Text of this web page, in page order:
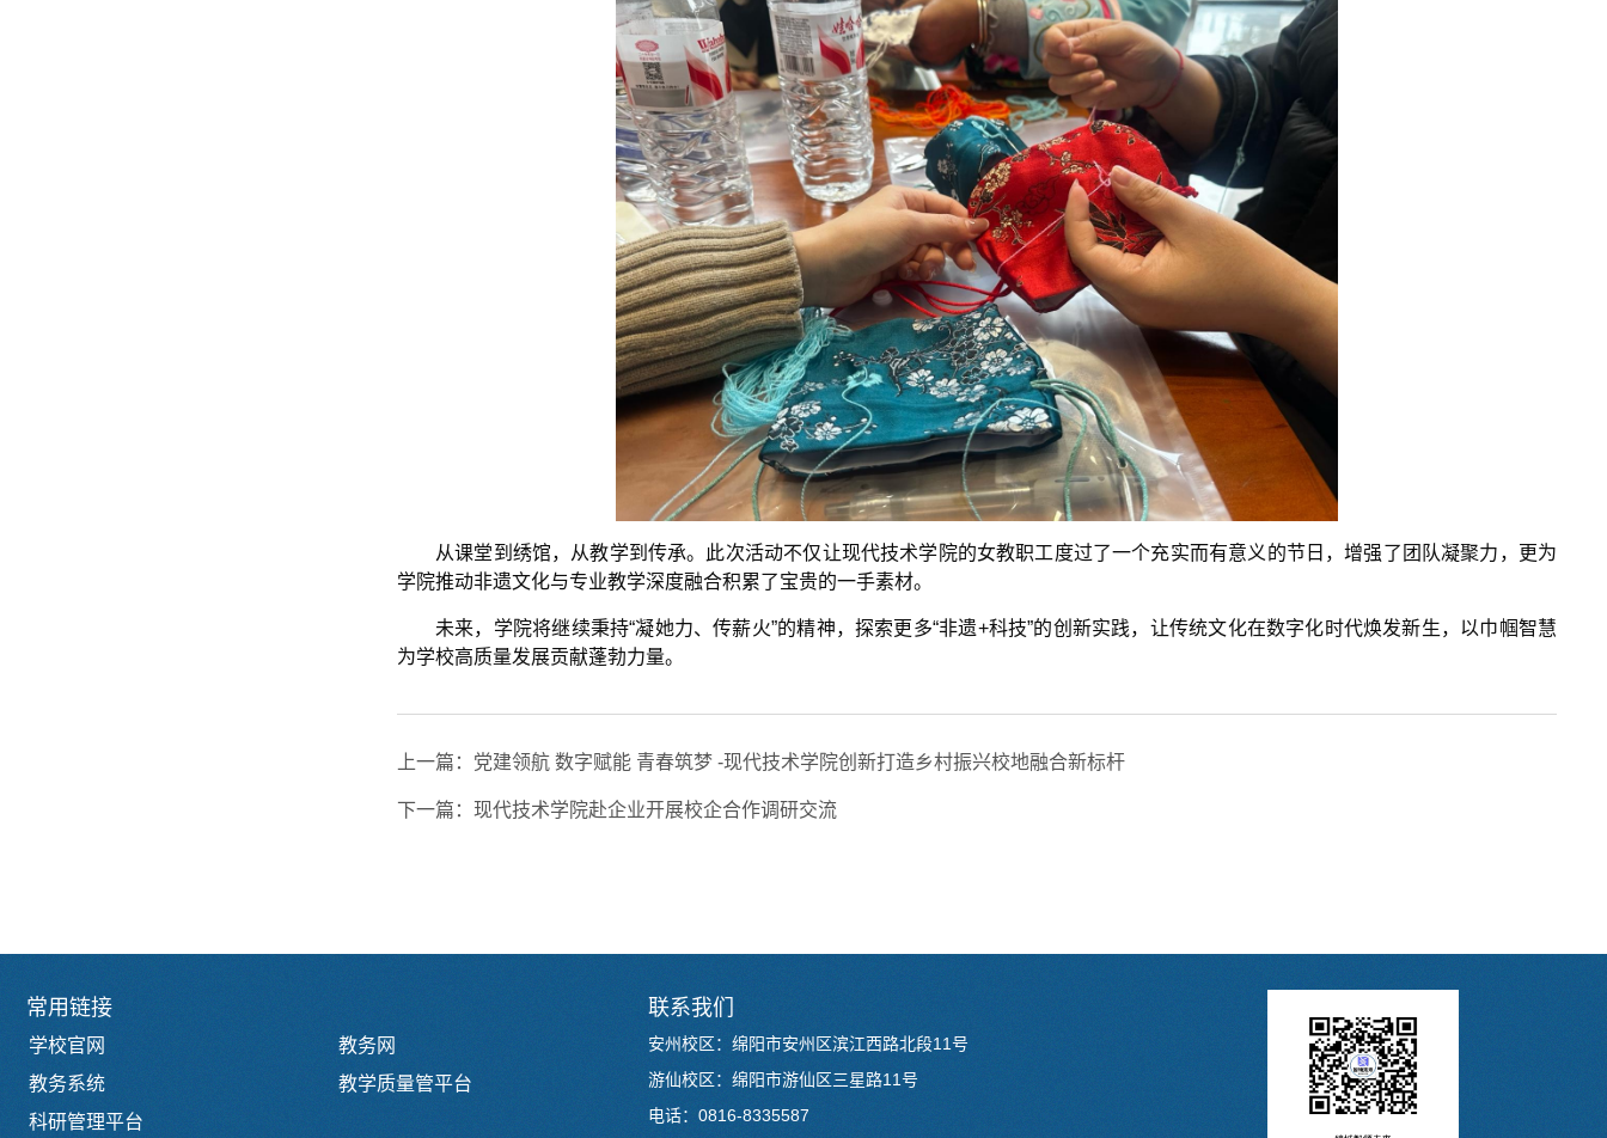
从课堂到绣馆，从教学到传承。此次活动不仅让现代技术学院的女教职工度过了一个充实而有意义的节日，增强了团队凝聚力，更为
学院推动非遗文化与专业教学深度融合积累了宝贵的一手素材。
未来，学院将继续秉持“凝她力、传薪火”的精神，探索更多“非遗+科技”的创新实践，让传统文化在数字化时代焕发新生，以巾帼智慧
为学校高质量发展贡献蓬勃力量。
上一篇： 党建领航 数字赋能 青春筑梦 -现代技术学院创新打造乡村振兴校地融合新标杆
下一篇： 现代技术学院赴企业开展校企合作调研交流
常用链接
学校官网
教务网
教务系统
教学质量管平台
科研管理平台
联系我们
安州校区：绵阳市安州区滨江西路北段11号
游仙校区：绵阳市游仙区三星路11号
电话：0816-8335587